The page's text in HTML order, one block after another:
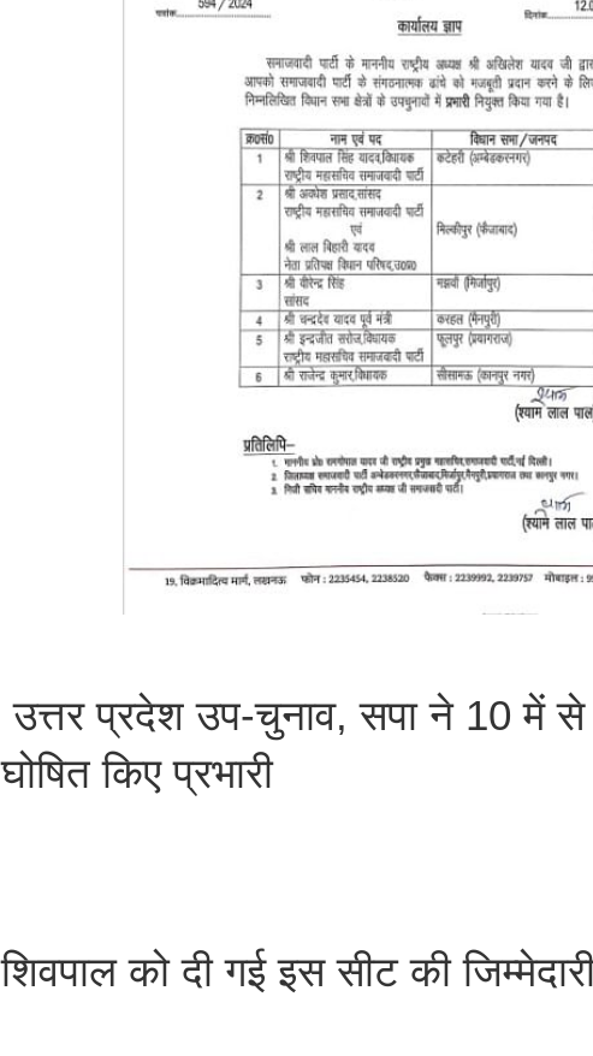
उत्तर प्रदेश उप-चुनाव, सपा ने 10 में से
घोषित किए प्रभारी
शिवपाल को दी गई इस सीट की